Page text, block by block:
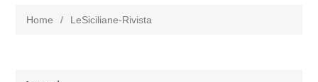
Home / LeSiciliane-Rivista